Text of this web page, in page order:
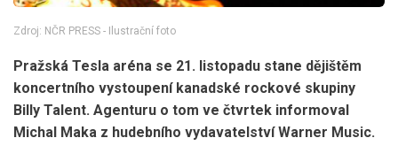
Zdroj: NČR PRESS - Ilustrační foto
Pražská Tesla aréna se 21. listopadu stane dějištěm
koncertního vystoupení kanadské rockové skupiny
Billy Talent. Agenturu o tom ve čtvrtek informoval
Michal Maka z hudebního vydavatelství Warner Music.